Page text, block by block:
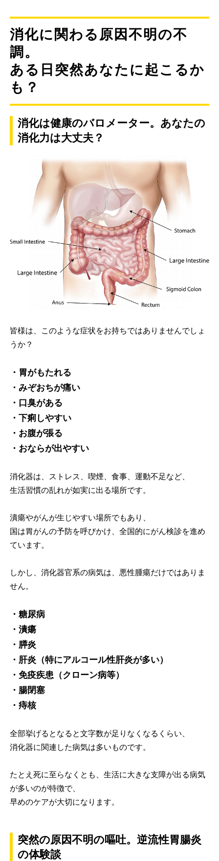
消化に関わる原因不明の不
調。
ある日突然あなたに起こるか
も？
消化は健康のバロメーター。あなたの
消化力は大丈夫？
皆様は、このような症状をお持ちではありませんでしょ
うか？
・胃がもたれる
・みぞおちが痛い
・口臭がある
・下痢しやすい
・お腹が張る
・おならが出やすい
消化器は、ストレス、喫煙、食事、運動不足など、
生活習慣の乱れが如実に出る場所です。
潰瘍やがんが生じやすい場所でもあり、
国は胃がんの予防を呼びかけ、全国的にがん検診を進め
ています。
しかし、消化器官系の病気は、悪性腫瘍だけではありま
せん。
・糖尿病
・潰瘍
・膵炎
・肝炎（特にアルコール性肝炎が多い）
・免疫疾患（クローン病等）
・腸閉塞
・痔核
全部挙げるとなると文字数が足りなくなるくらい、
消化器に関連した病気は多いものです。
たとえ死に至らなくとも、生活に大きな支障が出る病気
が多いのが特徴で、
早めのケアが大切になります。
突然の原因不明の嘔吐。逆流性胃腸炎
の体験談